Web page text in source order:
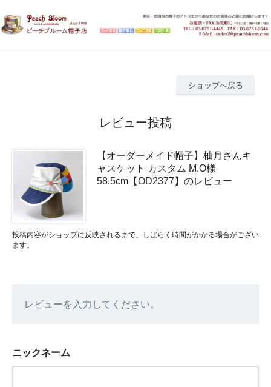
ショップへ戻る
レビュー投稿
【オーダーメイド帽子】柚月さんキ
ャスケット カスタム M.O様
58.5cm【OD2377】のレビュー
投稿内容がショップに反映されるまで、しばらく時間がかかる場合がござい
ます。
レビューを入力してください。
ニックネーム